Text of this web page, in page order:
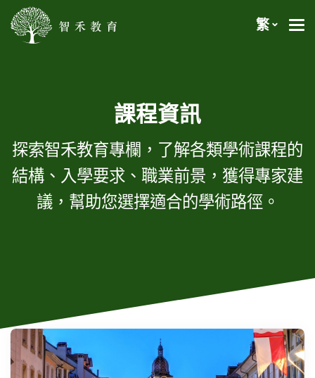
繁
課程資訊
探索智禾教育專欄，了解各類學術課程的
結構、入學要求、職業前景，獲得專家建
議，幫助您選擇適合的學術路徑。